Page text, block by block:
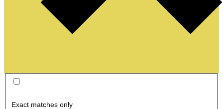
Exact matches only